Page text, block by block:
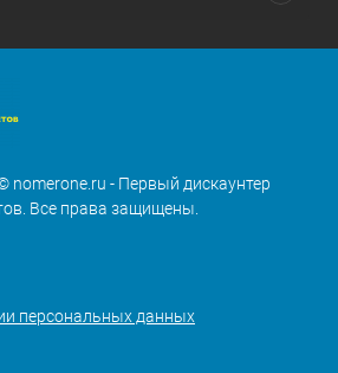
nomerone.ru - Первый дискаунтер
Все права защищены.
персональных данных